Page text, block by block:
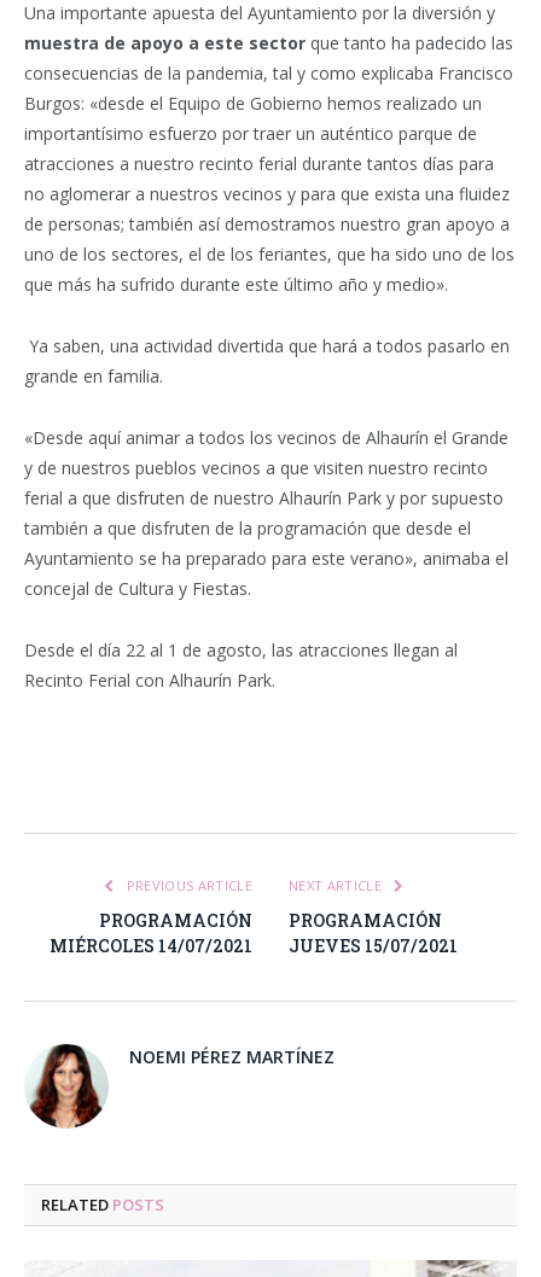
Una importante apuesta del Ayuntamiento por la diversión y
muestra de apoyo a este sector que tanto ha padecido las
consecuencias de la pandemia, tal y como explicaba Francisco
Burgos: «desde el Equipo de Gobierno hemos realizado un
importantísimo esfuerzo por traer un auténtico parque de
atracciones a nuestro recinto ferial durante tantos días para
no aglomerar a nuestros vecinos y para que exista una fluidez
de personas; también así demostramos nuestro gran apoyo a
uno de los sectores, el de los feriantes, que ha sido uno de los
que más ha sufrido durante este último año y medio».
Ya saben, una actividad divertida que hará a todos pasarlo en
grande en familia.
«Desde aquí animar a todos los vecinos de Alhaurín el Grande
y de nuestros pueblos vecinos a que visiten nuestro recinto
ferial a que disfruten de nuestro Alhaurín Park y por supuesto
también a que disfruten de la programación que desde el
Ayuntamiento se ha preparado para este verano», animaba el
concejal de Cultura y Fiestas.
Desde el día 22 al 1 de agosto, las atracciones llegan al
Recinto Ferial con Alhaurín Park.
PREVIOUS ARTICLE
PROGRAMACIÓN
MIÉRCOLES 14/07/2021
NEXT ARTICLE
PROGRAMACIÓN
JUEVES 15/07/2021
NOEMI PÉREZ MARTÍNEZ
RELATED POSTS